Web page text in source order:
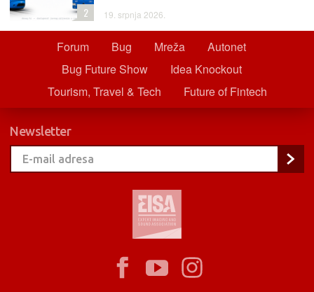
19. srpnja 2026.
2
Forum Bug Mreža
Autonet
Bug Future Show
Idea Knockout
Tourism, Travel & Tech
Future of Fintech
Newsletter